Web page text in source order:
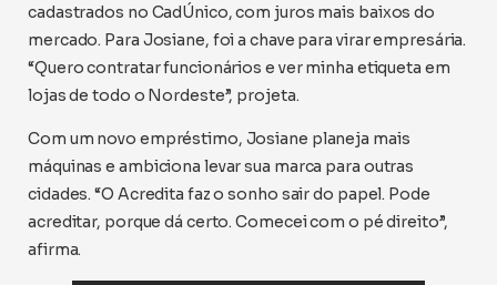
cadastrados no CadÚnico, com juros mais baixos do
mercado. Para Josiane, foi a chave para virar empresária.
“Quero contratar funcionários e ver minha etiqueta em
lojas de todo o Nordeste”, projeta.
Com um novo empréstimo, Josiane planeja mais
máquinas e ambiciona levar sua marca para outras
cidades. “O Acredita faz o sonho sair do papel. Pode
acreditar, porque dá certo. Comecei com o pé direito”,
afirma.